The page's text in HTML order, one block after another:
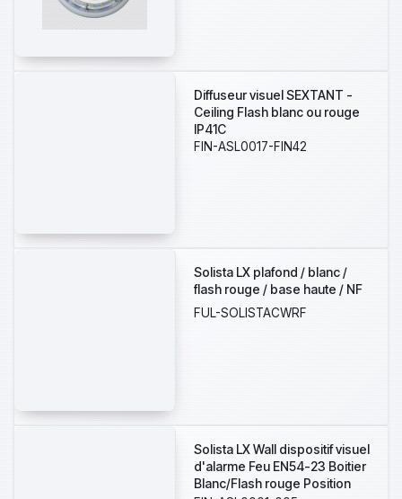
Diffuseur visuel SEXTANT -
Ceiling Flash blanc ou rouge
IP41C
FIN-ASL0017-FIN42
Solista LX plafond / blanc /
flash rouge / base haute / NF
FUL-SOLISTACWRF
Solista LX Wall dispositif visuel
d'alarme Feu EN54-23 Boitier
Blanc/Flash rouge Position